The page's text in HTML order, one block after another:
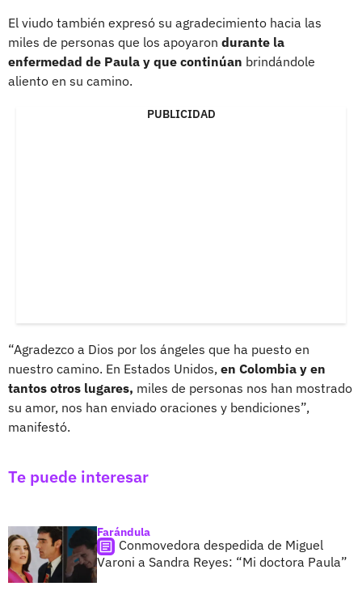
El viudo también expresó su agradecimiento hacia las
miles de personas que los apoyaron durante la
enfermedad de Paula y que continúan brindándole
aliento en su camino.
PUBLICIDAD
“Agradezco a Dios por los ángeles que ha puesto en
nuestro camino. En Estados Unidos, en Colombia y en
tantos otros lugares, miles de personas nos han mostrado
su amor, nos han enviado oraciones y bendiciones”,
manifestó.
Te puede interesar
Farándula
Conmovedora despedida de Miguel
Varoni a Sandra Reyes: “Mi doctora Paula”